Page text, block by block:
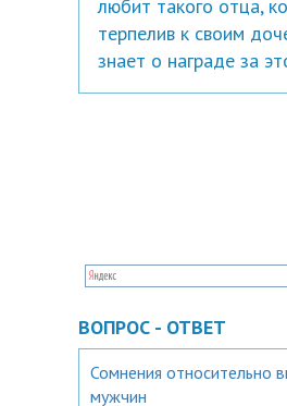
любит такого отца,
терпелив к своим
знает о награде за
ВОПРОС - ОТВЕТ
Сомнения относительно
мужчин